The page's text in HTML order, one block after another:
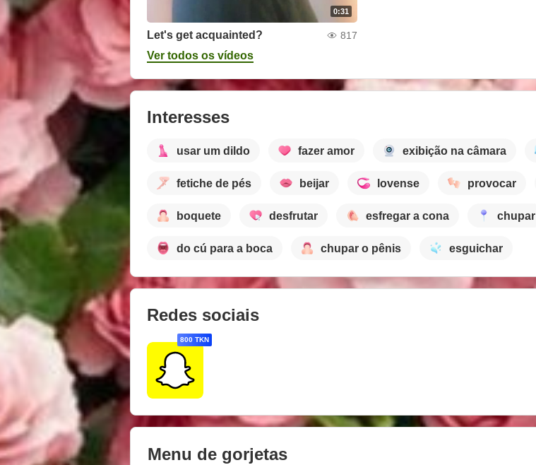
0:31
Let's get acquainted? 817
Ver todos os vídeos
Interesses
usar um dildo fazer amor exibição na câmara
fetiche de pés beijar lovense provocar
boquete desfrutar esfregar a cona chupar
do cú para a boca chupar o pênis esguichar
Redes sociais
800 TKN
Menu de gorjetas